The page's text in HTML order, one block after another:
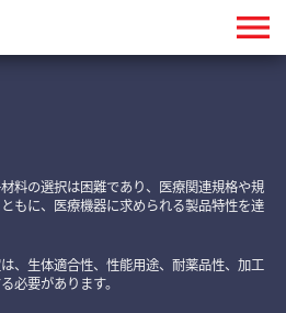
menu
料の選択は困難であり、医療関連規格や規
もに、医療機器に求められる製品特性を達
、生体適合性、性能用途、耐薬品性、加工
必要があります。